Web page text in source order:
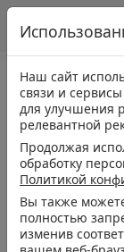
Наш сайт
связи и
для улучшения
релевантной
Продолжая
обработку
Политикой
Вы также
полностью
изменив